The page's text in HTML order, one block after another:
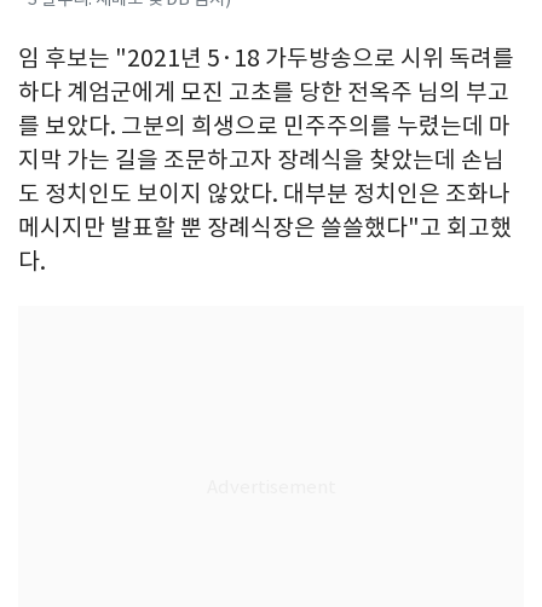
임 후보는 "2021년 5·18 가두방송으로 시위 독려를
하다 계엄군에게 모진 고초를 당한 전옥주 님의 부고
를 보았다. 그분의 희생으로 민주주의를 누렸는데 마
지막 가는 길을 조문하고자 장례식을 찾았는데 손님
도 정치인도 보이지 않았다. 대부분 정치인은 조화나
메시지만 발표할 뿐 장례식장은 쓸쓸했다"고 회고했
다.